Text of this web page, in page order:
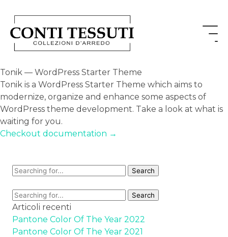
Tonik — WordPress Starter Theme
Tonik is a WordPress Starter Theme which aims to
modernize, organize and enhance some aspects of
WordPress theme development. Take a look at what is
waiting for you.
Checkout documentation →
Articoli recenti
Pantone Color Of The Year 2022
Pantone Color Of The Year 2021